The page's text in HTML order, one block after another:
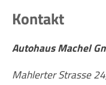
Kontakt
Autohaus Machel
Mahlerter Strasse